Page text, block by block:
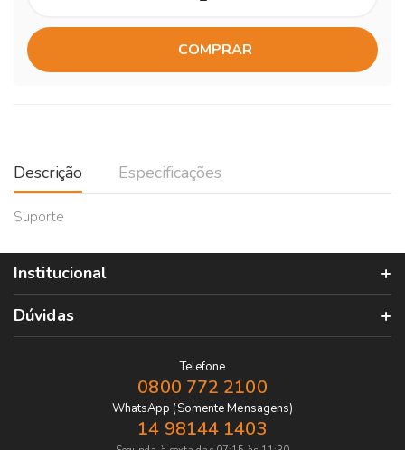
COMPRAR
Descrição Especificações
Suporte
Institucional
Dúvidas
Telefone
0800 772 2100
WhatsApp (Somente Mensagens)
14 98144 1403